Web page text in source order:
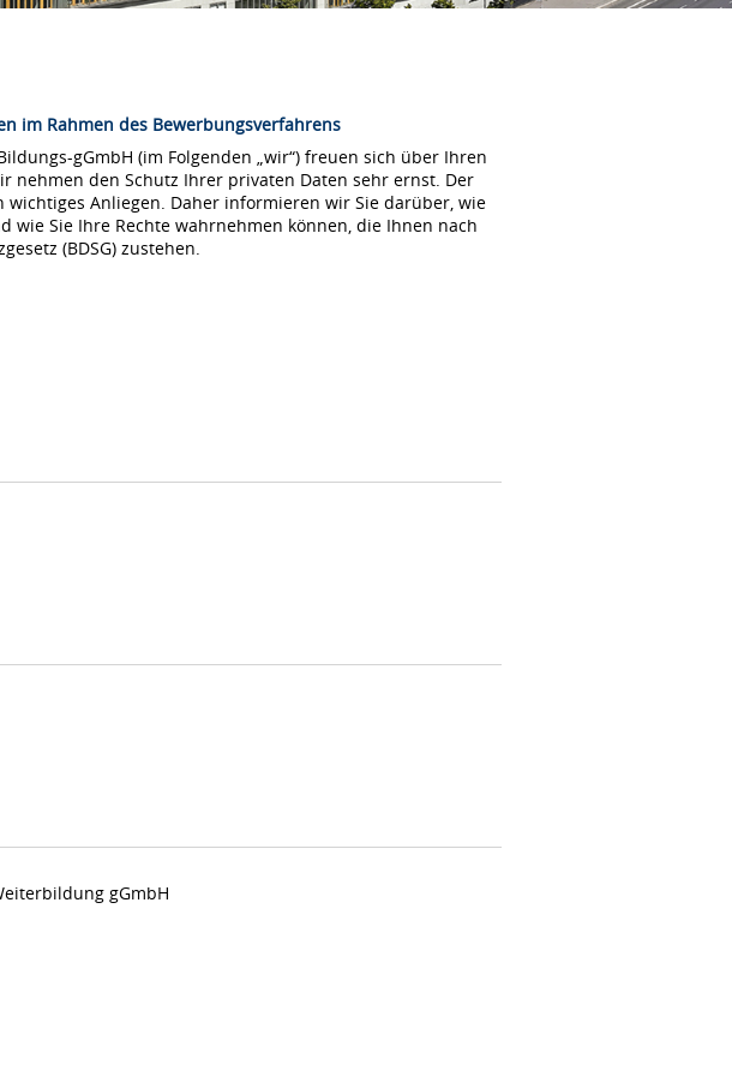
im Rahmen des Bewerbungsverfahrens
gGmbH (im Folgenden „wir“) freuen sich über Ihren
nehmen den Schutz Ihrer privaten Daten sehr ernst. Der
Anliegen. Daher informieren wir Sie darüber, wie
Sie Ihre Rechte wahrnehmen können, die Ihnen nach
(BDSG) zustehen.
gGmbH